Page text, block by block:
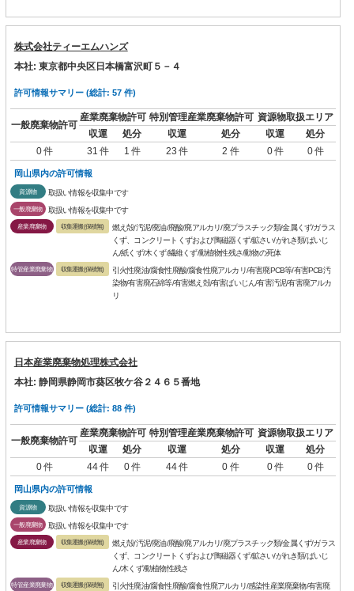
株式会社ティーエムハンズ
本社: 東京都中央区日本橋富沢町５－４
許可情報サマリー (総計: 57 件)
一般廃棄物許可
産業廃棄物許可 特別管理産業廃棄物許可 資源物取扱エリア
収運
処分 収運 処分 収運
処分
0 件
31 件 1 件 23 件 2 件 0 件 0 件
岡山県内の許可情報
資源物 取扱い情報を収集中です
一般廃棄物 取扱い情報を収集中です
産業廃棄物 収集運搬(保積無)
燃え殻/汚泥/廃油/廃酸/廃アルカリ/廃プラスチック類/金属くず/ガラス
くず、コンクリートくずおよび陶磁器くず/鉱さい/がれき類/ばいじ
ん/紙くず/木くず/繊維くず/動植物性残さ/動物の死体
特管産業廃棄物 収集運搬(保積無)
引火性廃油/腐食性廃酸/腐食性廃アルカリ/有害廃PCB等/有害PCB汚
染物/有害廃石綿等/有害燃え殻/有害ばいじん/有害汚泥/有害廃アルカ
リ
日本産業廃棄物処理株式会社
本社: 静岡県静岡市葵区牧ケ谷２４６５番地
許可情報サマリー (総計: 88 件)
一般廃棄物許可
産業廃棄物許可 特別管理産業廃棄物許可 資源物取扱エリア
収運
処分 収運 処分 収運
処分
0 件
44 件 0 件 44 件 0 件 0 件 0 件
岡山県内の許可情報
資源物 取扱い情報を収集中です
一般廃棄物 取扱い情報を収集中です
産業廃棄物 収集運搬(保積無)
燃え殻/汚泥/廃油/廃酸/廃アルカリ/廃プラスチック類/金属くず/ガラス
くず、コンクリートくずおよび陶磁器くず/鉱さい/がれき類/ばいじ
ん/木くず/動植物性残さ
特管産業廃棄物 収集運搬(保積無)
引火性廃油/腐食性廃酸/腐食性廃アルカリ/感染性産業廃棄物/有害廃